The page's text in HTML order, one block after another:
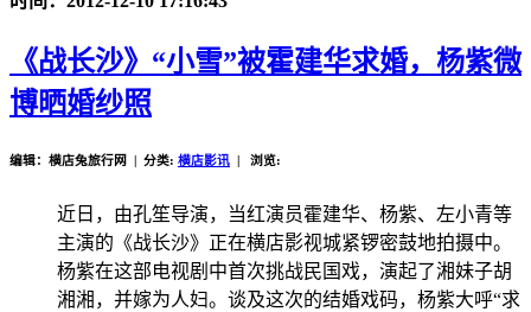
《战长沙》“小雪”被霍建华求婚，杨紫微
博晒婚纱照
编辑：横店兔旅行网 | 分类: 横店影讯 | 浏览:
近日，由孔笙导演，当红演员霍建华、杨紫、左小青等
主演的《战长沙》正在横店影视城紧锣密鼓地拍摄中。
杨紫在这部电视剧中首次挑战民国戏，演起了湘妹子胡
湘湘，并嫁为人妇。谈及这次的结婚戏码，杨紫大呼“求